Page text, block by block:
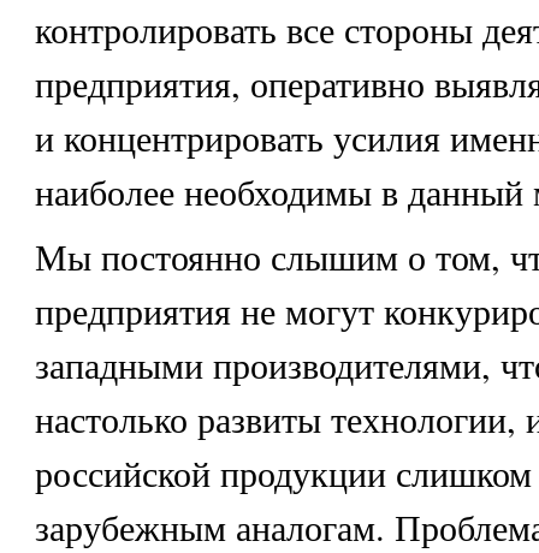
контролировать все стороны
предприятия, оперативно
и концентрировать усилия
наиболее необходимы в данный
Мы постоянно слышим о том,
предприятия не могут
западными производителями,
настолько развиты технологии,
российской продукции слишком
зарубежным аналогам.